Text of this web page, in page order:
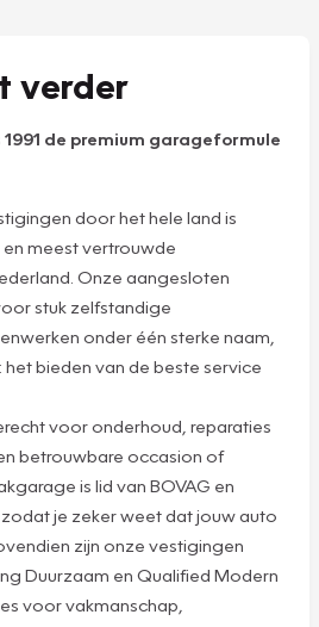
verder
1991 de premium garageformule
door het hele land is
meest vertrouwde
Onze aangesloten
stuk zelfstandige
onder één sterke naam,
bieden van de beste service
voor onderhoud, reparaties
betrouwbare occasion of
is lid van BOVAG en
je zeker weet dat jouw auto
zijn onze vestigingen
Duurzaam en Qualified Modern
voor vakmanschap,